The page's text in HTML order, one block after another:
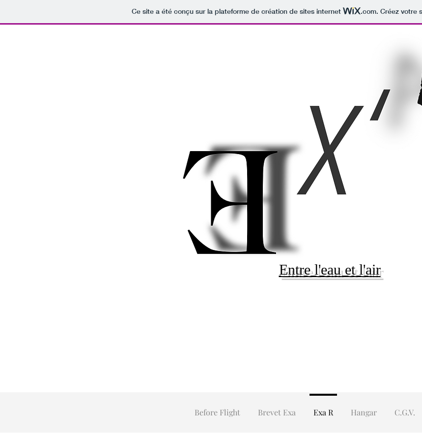
Ce site a été conçu sur la plateforme de création de sites internet .com. Créez votre
Entre l'eau et l'air
Before Flight Brevet Exa Exa R Hangar C.G.V.